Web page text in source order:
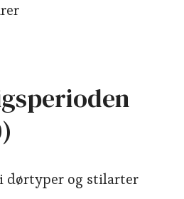
dørtyper og stilarter